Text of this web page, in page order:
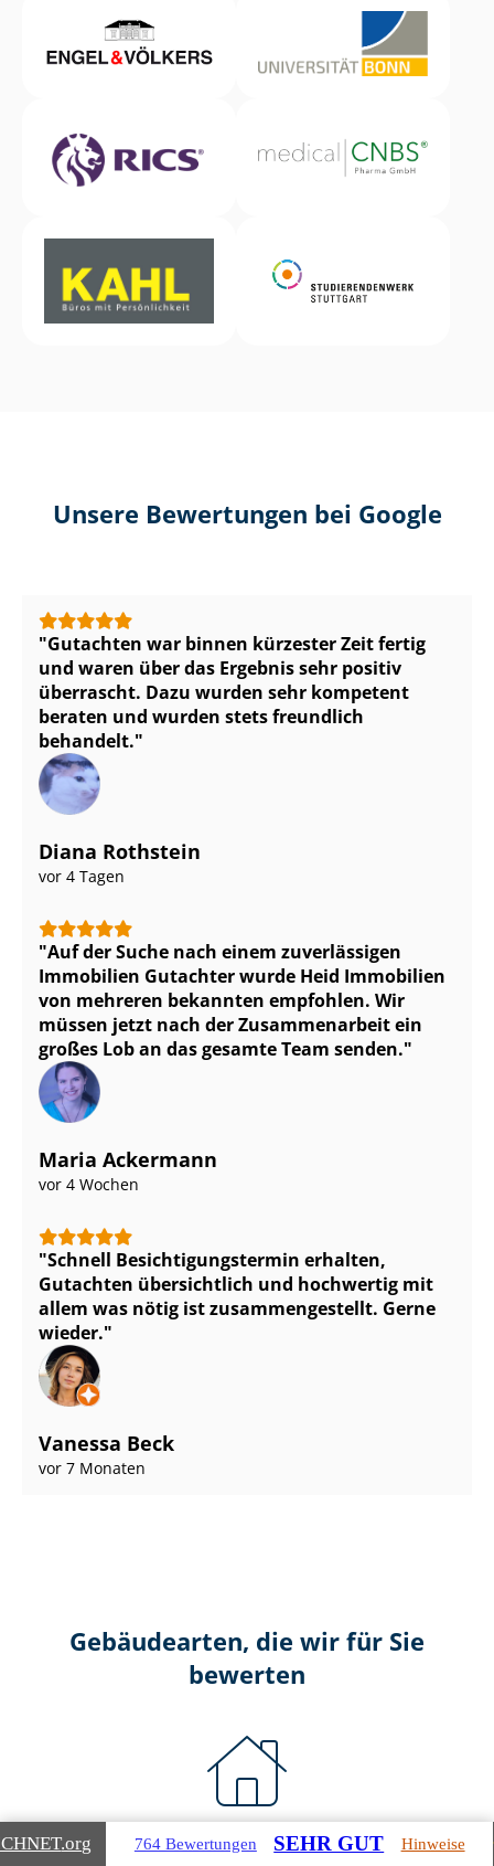
Unsere Bewertungen bei Google
Gutachten war binnen kürzester Zeit fertig
und waren über das Ergebnis sehr positiv
überrascht. Dazu wurden sehr kompetent
beraten und wurden stets freundlich
behandelt.
Diana Rothstein
vor 4 Tagen
Auf der Suche nach einem zuverlässigen
Immobilien Gutachter wurde Heid Immobilien
von mehreren bekannten empfohlen. Wir
müssen jetzt nach der Zusammenarbeit ein
großes Lob an das gesamte Team senden.
Maria Ackermann
vor 4 Wochen
Schnell Be­sich­ti­gungs­ter­min erhalten,
Gutachten übersichtlich und hochwertig mit
allem was nötig ist zu­sam­men­ge­stellt. Gerne
wieder.
Vanessa Beck
vor 7 Monaten
Gebäudearten, die wir für Sie
bewerten
Wohnimmobilien
.org 764 Bewertungen SEHR GUT Hinweise